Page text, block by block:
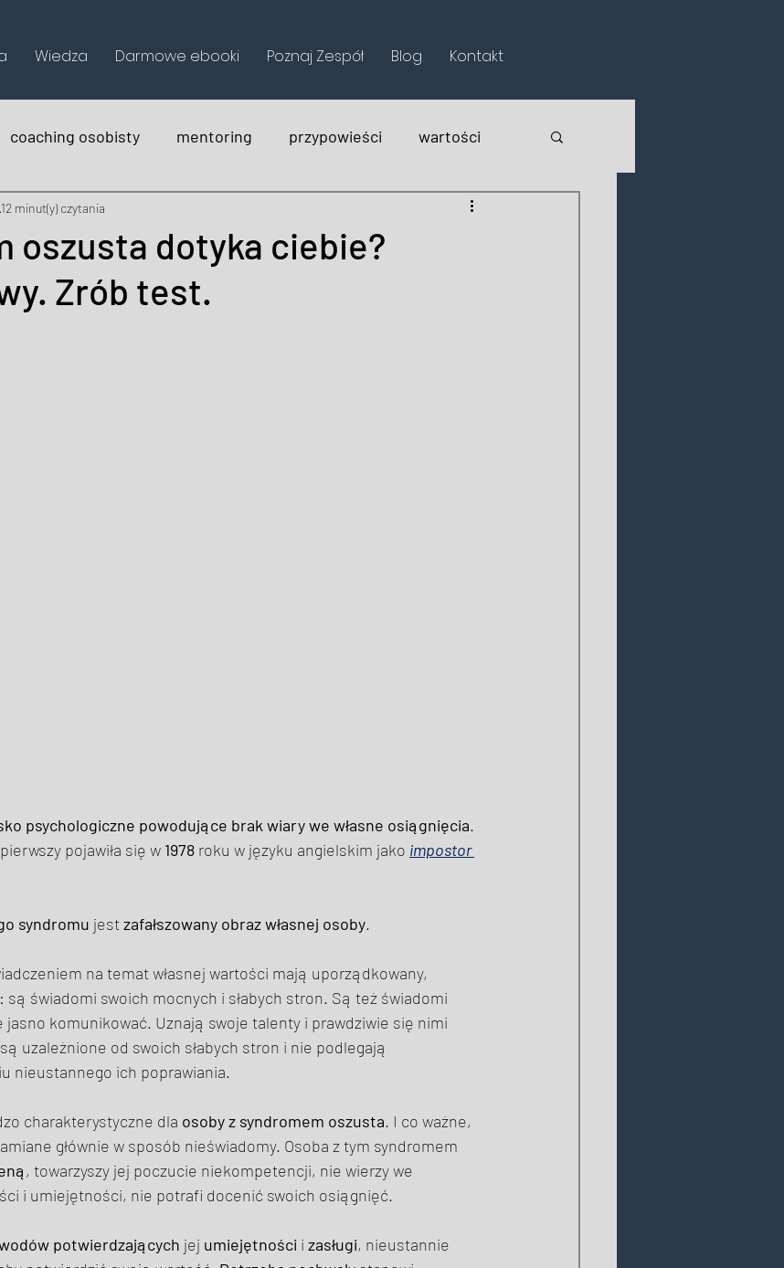
Wiedza Darmowe ebooki Poznaj Zespół Blog Kontakt
coaching osobisty mentoring przypowieści wartości
na wesoło
oszusta dotyka ciebie?
Zrób test.
12 minut(y) czytania
psychologiczne powodujące brak wiary we własne osiągnięcia.
pojawiła się w 1978 roku w języku angielskim jako impostor
syndromu jest zafałszowany obraz własnej osoby.
na temat własnej wartości mają uporządkowany,
świadomi swoich mocnych i słabych stron. Są też świadomi
jasno komunikować. Uznają swoje talenty i prawdziwie się nimi
uzależnione od swoich słabych stron i nie podlegają
nieustannego ich poprawiania.
charakterystyczne dla osoby z syndromem oszusta. I co ważne,
głównie w sposób nieświadomy. Osoba z tym syndromem
, towarzyszy jej poczucie niekompetencji, nie wierzy we
i umiejętności, nie potrafi docenić swoich osiągnięć.
potwierdzających jej umiejętności i zasługi, nieustannie